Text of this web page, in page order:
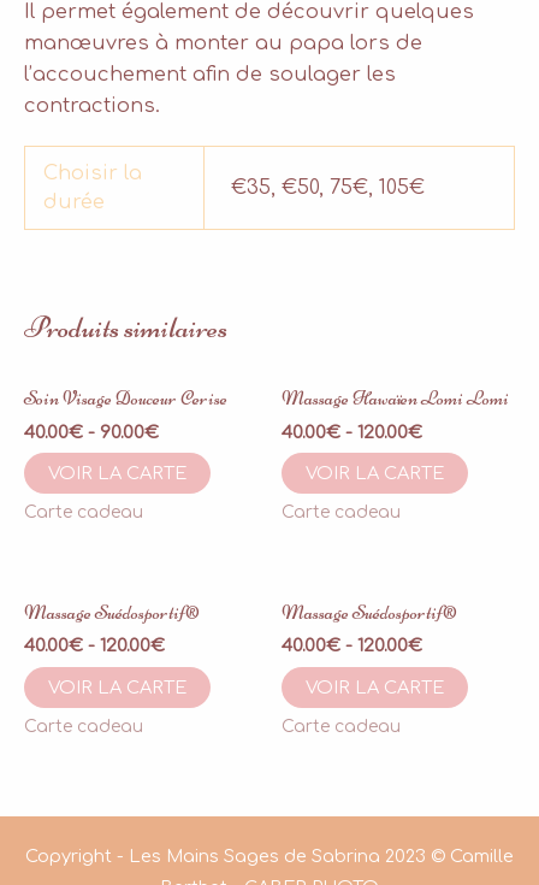
Il permet également de découvrir quelques
manœuvres à monter au papa lors de
l’accouchement afin de soulager les
contractions.
Choisir la
durée
€35, €50, 75€, 105€
Produits similaires
Soin Visage Douceur Cerise
40.00€ - 90.00€
VOIR LA CARTE
Carte cadeau
Massage Hawaïen Lomi Lomi
40.00€ - 120.00€
VOIR LA CARTE
Carte cadeau
Massage Suédosportif®
40.00€ - 120.00€
VOIR LA CARTE
Carte cadeau
Massage Suédosportif®
40.00€ - 120.00€
VOIR LA CARTE
Carte cadeau
Copyright - Les Mains Sages de Sabrina 2023 © Camille